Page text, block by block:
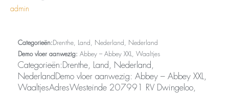
admin
Categorieën: Drenthe, Land, Nederland, Nederland
Demo vloer aanwezig: Abbey – Abbey XXL, Waaltjes
Categorieën:Drenthe, Land, Nederland,
NederlandDemo vloer aanwezig: Abbey – Abbey XXL,
WaaltjesAdresWesteinde 207991 RV Dwingeloo,